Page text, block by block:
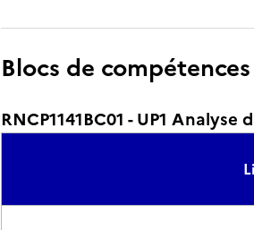
Blocs de compétences
RNCP1141BC01 - UP1